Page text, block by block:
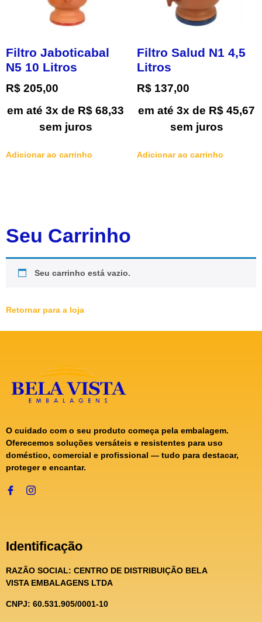
Filtro Jaboticabal
N5 10 Litros
R$ 205,00
em até 3x de R$ 68,33
sem juros
Adicionar ao carrinho
Filtro Salud N1 4,5
Litros
R$ 137,00
em até 3x de R$ 45,67
sem juros
Adicionar ao carrinho
Seu Carrinho
Seu carrinho está vazio.
Retornar para a loja
O cuidado com o seu produto começa pela embalagem.
Oferecemos soluções versáteis e resistentes para uso
doméstico, comercial e profissional — tudo para destacar,
proteger e encantar.
Identificação
RAZÃO SOCIAL: CENTRO DE DISTRIBUIÇÃO BELA
VISTA EMBALAGENS LTDA
CNPJ: 60.531.905/0001-10